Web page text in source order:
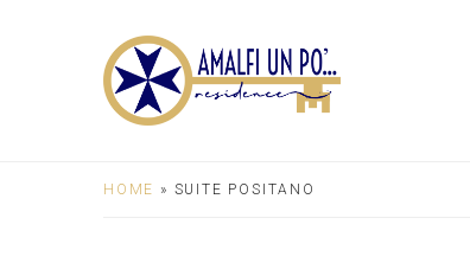
HOME » SUITE POSITANO